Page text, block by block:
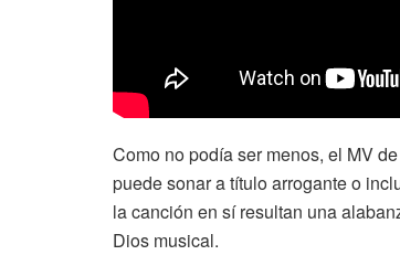
Como no podía ser menos, el MV
puede sonar a título arrogante o
la canción en sí resultan una
Dios musical.